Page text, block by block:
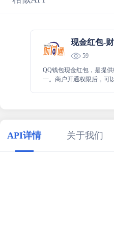
现金红包-
59
QQ钱包现金红包，是提
一。商户开通权限后，可
API详情 关于我们